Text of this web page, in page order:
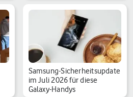
Samsung-Sicherheitsupdate
im Juli 2026 für diese
Galaxy-Handys